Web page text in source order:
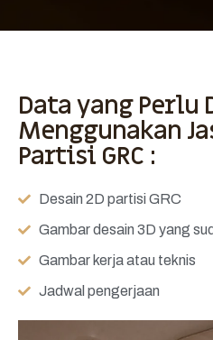
Data yang Perlu
Menggunakan
Partisi GRC :
Desain 2D partisi GRC
Gambar desain 3D yang
Gambar kerja atau teknis
Jadwal pengerjaan